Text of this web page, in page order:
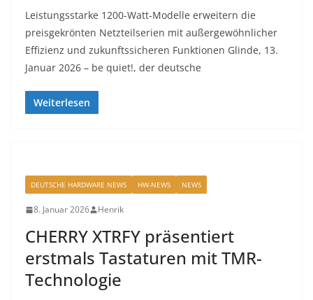
Leistungsstarke 1200-Watt-Modelle erweitern die
preisgekrönten Netzteilserien mit außergewöhnlicher
Effizienz und zukunftssicheren Funktionen Glinde, 13.
Januar 2026 – be quiet!, der deutsche
Weiterlesen
DEUTSCHE HARDWARE NEWS HW-NEWS NEWS
8. Januar 2026 Henrik
CHERRY XTRFY präsentiert
erstmals Tastaturen mit TMR-
Technologie